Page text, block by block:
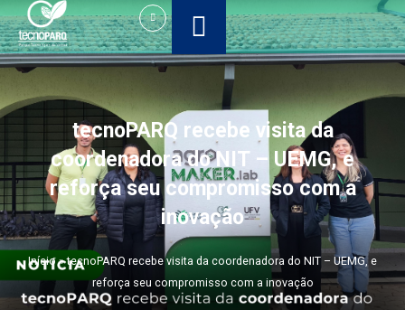
Ir
para
o
conteúdo
tecnoPARQ recebe visita da
coordenadora do NIT – UEMG, e
reforça seu compromisso com a
inovação
Início»tecnoPARQ recebe visita da coordenadora do NIT – UEMG, e
reforça seu compromisso com a inovação